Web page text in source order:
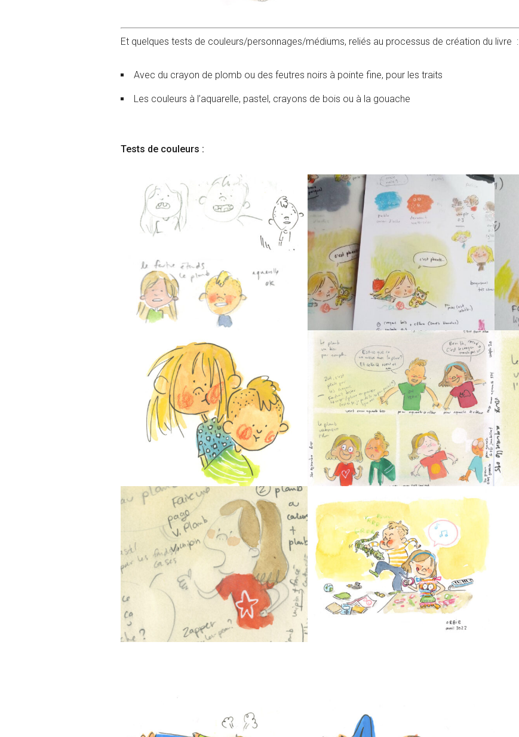
Et quelques tests de couleurs/personnages/médiums, reliés au processus de création du livre :
Avec du crayon de plomb ou des feutres noirs à pointe fine, pour les traits
Les couleurs à l’aquarelle, pastel, crayons de bois ou à la gouache
Tests de couleurs :